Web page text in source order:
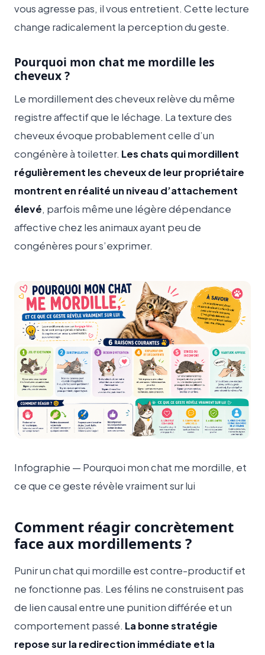
vous agresse pas, il vous entretient. Cette lecture
change radicalement la perception du geste.
Pourquoi mon chat me mordille les
cheveux ?
Le mordillement des cheveux relève du même
registre affectif que le léchage. La texture des
cheveux évoque probablement celle d’un
congénère à toiletter. Les chats qui mordillent
régulièrement les cheveux de leur propriétaire
montrent en réalité un niveau d’attachement
élevé, parfois même une légère dépendance
affective chez les animaux ayant peu de
congénères pour s’exprimer.
Infographie — Pourquoi mon chat me mordille, et
ce que ce geste révèle vraiment sur lui
Comment réagir concrètement
face aux mordillements ?
Punir un chat qui mordille est contre-productif et
ne fonctionne pas. Les félins ne construisent pas
de lien causal entre une punition différée et un
comportement passé. La bonne stratégie
repose sur la redirection immédiate et la